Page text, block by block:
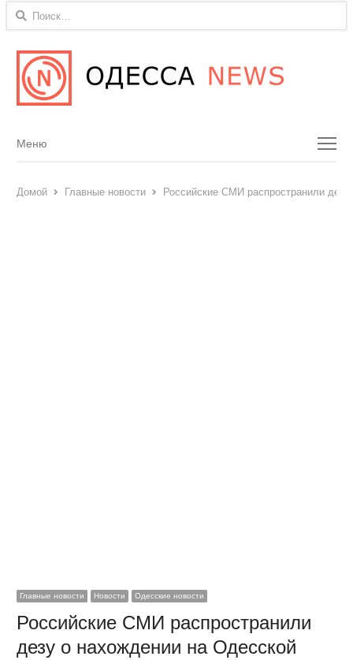
Найти:
Menu
Меню
Домой Главные новости Российские СМИ распространили
Главные новости Новости Одесские новости
Российские СМИ распространили
дезу о нахождении на Одесской